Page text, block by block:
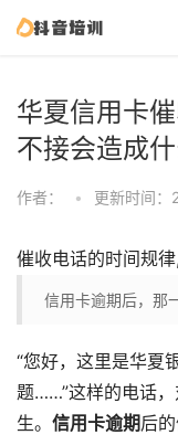
华夏信用卡
不接会造成什
作者： • 更新时间
催收电话的时间规律,
信用卡逾期后，那
“您好，这里是华夏
题……”这样的电话
生。​ ​信用卡逾期​后